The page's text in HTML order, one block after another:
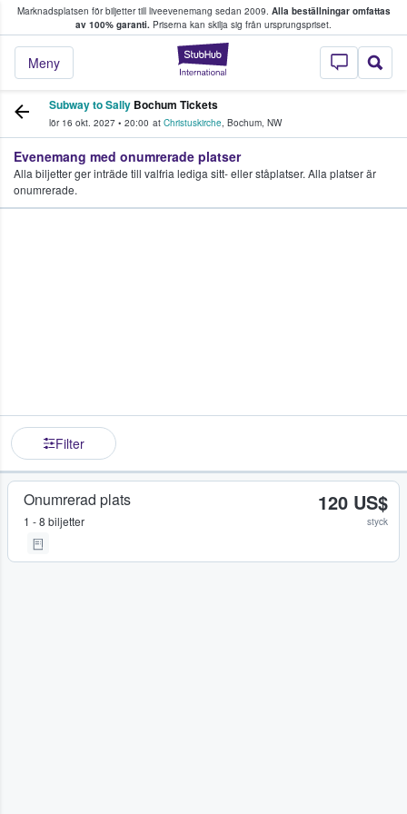
Marknadsplatsen för biljetter till liveevenemang sedan 2009. Alla beställningar omfattas
av 100% garanti. Priserna kan skilja sig från ursprungspriset.
StubHub – där
Meny
köper och säljer biljetter.
Subway to Sally Bochum Tickets
lör 16 okt. 2027 • 20:00 at Christuskirche, Bochum, NW
Evenemang med onumrerade platser
Alla biljetter ger inträde till valfria lediga sitt- eller ståplatser. Alla platser är
onumrerade.
Filter
Onumrerad plats
1 - 8 biljetter
120 US$
styck